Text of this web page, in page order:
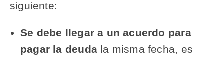
siguiente:
Se debe llegar a un acuerdo para
pagar la deuda la misma fecha, es